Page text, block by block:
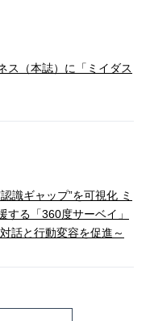
ス（本誌）に「ミイダス
識ギャップ”を可視化 ミ
る「360度サーベイ」
話と行動変容を促進～